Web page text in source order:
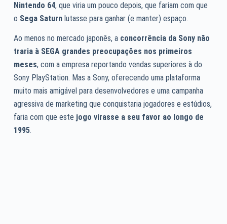
Nintendo 64, que viria um pouco depois, que fariam com que
o Sega Saturnlutasse para ganhar (e manter) espaço.
Ao menos no mercado japonês, a concorrência da Sony não
traria à SEGA grandes preocupações nos primeiros
meses, com a empresa reportando vendas superiores à do
Sony PlayStation. Mas a Sony, oferecendo uma plataforma
muito mais amigável para desenvolvedores e uma campanha
agressiva de marketing que conquistaria jogadores e estúdios,
faria com que este jogo virasse a seu favor ao longo de
1995.